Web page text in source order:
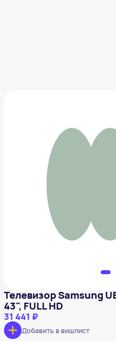
Телевизор Samsung
43", FULL HD
31 441 ₽
Добавить в вишлист